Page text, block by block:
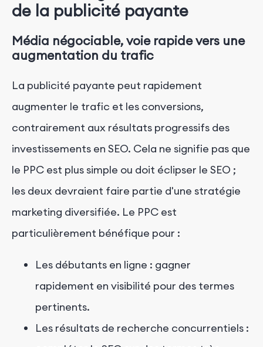
de la publicité payante
Média négociable, voie rapide vers une
augmentation du trafic
La publicité payante peut rapidement
augmenter le trafic et les conversions,
contrairement aux résultats progressifs des
investissements en SEO. Cela ne signifie pas que
le PPC est plus simple ou doit éclipser le SEO ;
les deux devraient faire partie d'une stratégie
marketing diversifiée. Le PPC est
particulièrement bénéfique pour :
Les débutants en ligne : gagner
rapidement en visibilité pour des termes
pertinents.
Les résultats de recherche concurrentiels :